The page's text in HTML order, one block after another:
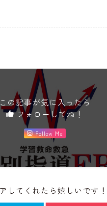
この記事が気に入ったら
フォローしてね！
Follow Me
してくれたら嬉しいです！